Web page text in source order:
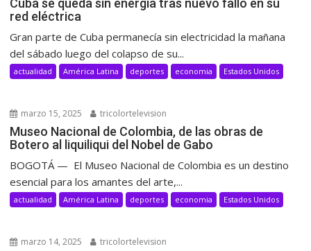
Cuba se queda sin energía tras nuevo fallo en su
red eléctrica
Gran parte de Cuba permanecía sin electricidad la mañana
del sábado luego del colapso de su...
actualidad América Latina deportes economia Estados Unidos
marzo 15, 2025 tricolortelevision
Museo Nacional de Colombia, de las obras de
Botero al liquiliqui del Nobel de Gabo
BOGOTÁ — El Museo Nacional de Colombia es un destino
esencial para los amantes del arte,...
actualidad América Latina deportes economia Estados Unidos
marzo 14, 2025 tricolortelevision